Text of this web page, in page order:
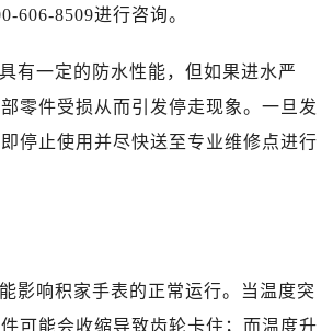
606-8509进行咨询。
有一定的防水性能，但如果进水严
零件受损从而引发停走现象。一旦发
停止使用并尽快送至专业维修点进行
影响积家手表的正常运行。当温度突
可能会收缩导致齿轮卡住；而温度升